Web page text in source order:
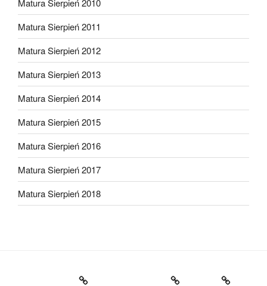
Matura Sierpień 2011
Matura Sierpień 2012
Matura Sierpień 2013
Matura Sierpień 2014
Matura Sierpień 2015
Matura Sierpień 2016
Matura Sierpień 2017
Matura Sierpień 2018
Strona główna Dlaczego warto? O mnie